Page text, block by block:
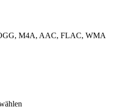
M4A, AAC, FLAC, WMA